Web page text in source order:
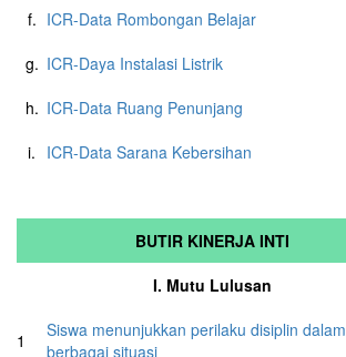
f. ICR-Data Rombongan Belajar
g. ICR-Daya Instalasi Listrik
h. ICR-Data Ruang Penunjang
i. ICR-Data Sarana Kebersihan
BUTIR KINERJA INTI
I. Mutu Lulusan
1
Siswa menunjukkan perilaku disiplin dalam
berbagai situasi